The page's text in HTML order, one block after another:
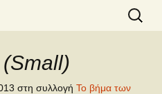
ΣΧΟΛΕΙΟ
για:
στη συλλογή Το βήμα των